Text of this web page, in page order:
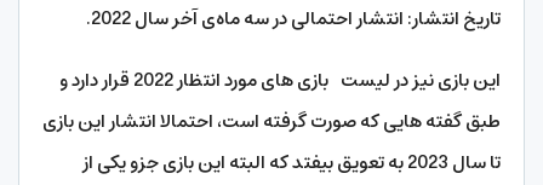
تاریخ انتشار: انتشار احتمالی در سه‌ ماه‌ی آخر سال 2022.
این بازی نیز در لیست بازی های مورد انتظار 2022 قرار دارد و
طبق گفته هایی که صورت گرفته است، احتمالا انتشار این بازی
تا سال 2023 به تعویق بیفتد که البته این بازی جزو یکی از